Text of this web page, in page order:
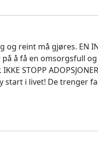
reint må gjøres. EN
på å få en omsorgsfull
STOPP
ny start i livet! De